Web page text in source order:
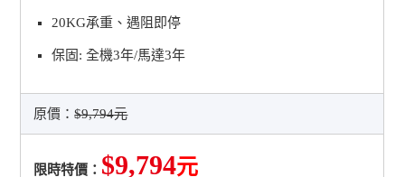
20KG承重、遇阻即停
保固: 全機3年/馬達3年
原價：$9,794元
限時特價： $9,794元